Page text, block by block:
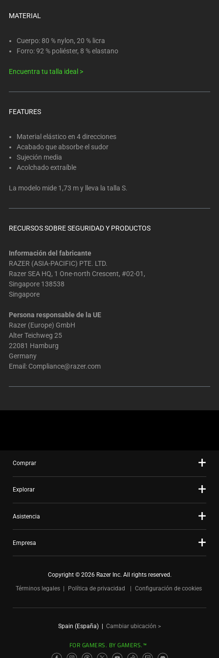
Select
the
buttons
the
image
above.
MATERIAL
Cuerpo: 80 % nylon, 20 % licra
Forro: 92 % poliéster, 8 % elastano
Encuentra tu talla ideal >
FEATURES
Material elástico en 4 direcciones
Acabado que absorbe el sudor
Sujeción media
Acolchado extraíble
La modelo mide 1,73 m y lleva la talla S.
RECURSOS SOBRE SEGURIDAD Y PRODUCTOS
Información del fabricante
RAZER (ASIA-PACIFIC) PTE. LTD.
Razer SEA HQ, 1 One-north Crescent, #02-01,
Singapore 138538
Singapore
Persona responsable de la UE
Razer (Europe) GmbH
Alter Teichweg 25
22081 Hamburg
Germany
Email: Compliance@razer.com
Comprar
Explorar
Asistencia
Empresa
Copyright © 2026 Razer Inc. All rights reserved.
Términos legales
Política de privacidad Configuración de cookies
Spain (España) Cambiar ubicación >
FOR GAMERS. BY GAMERS.™